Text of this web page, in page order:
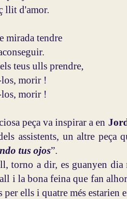
llit d'amor.
mirada tendre
teus ulls prendre,
morir !
morir !
peça va inspirar a en
assistents, un altre peça
tus ojos”.
torno a dir, es guanyen
i la bona feina que fan
per ells i quatre més estarien